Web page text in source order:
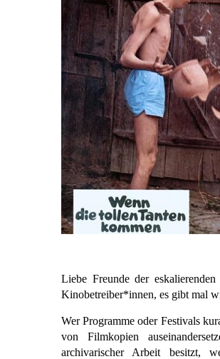
Liebe Freunde der
Kinobetreiber*innen, es gibt mal
Wer Programme oder Festivals
von Filmkopien
archivarischer Arbeit besitzt,